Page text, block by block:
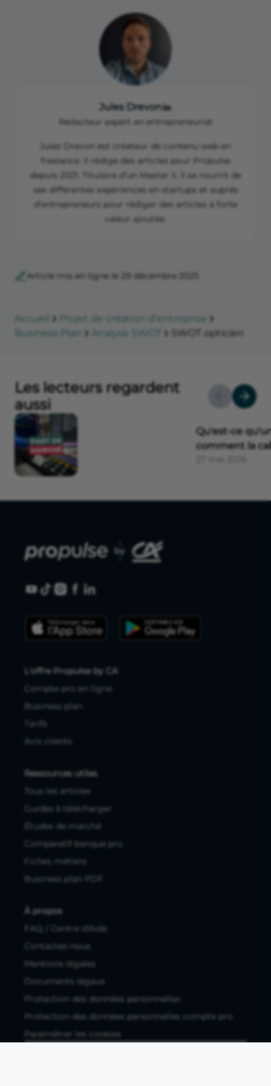
business/optique/etude-marche
Jules Drevon
Rédacteur expert en entrepreneuriat
Jules Drevon est créateur de contenu web en
freelance. Il rédige des articles pour Propulse
depuis 2021. Titulaire d’un Master II, il se nourrit de
ses différentes expériences en startups et auprès
d’entrepreneurs pour rédiger des articles à forte
valeur ajoutée.
Article mis en ligne le 29 décembre 2025
Accueil
Projet de création d'entreprise
Business Plan
Analyse SWOT SWOT opticien
Les lecteurs regardent
aussi
Qu'est-ce
comment la
L'offre Propulse by CA
Compte pro en ligne
Business plan
Tarifs
Avis clients
Ressources utiles
Tous les articles
Guides à télécharger
Études de marché
Comparatif banque pro
Fiches métiers
Business plan PDF
À propos
FAQ / Centre d'Aide
Contactez-nous
Mentions légales
Documents légaux
Protection des données personnelles
Protection des données personnelles compte pro
Paramétrer les cookies